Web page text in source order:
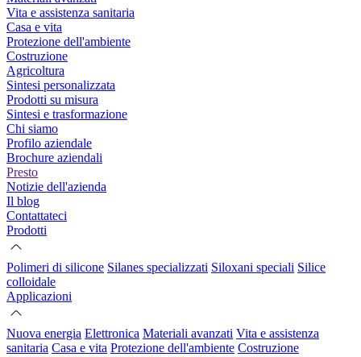
Vita e assistenza sanitaria
Casa e vita
Protezione dell'ambiente
Costruzione
Agricoltura
Sintesi personalizzata
Prodotti su misura
Sintesi e trasformazione
Chi siamo
Profilo aziendale
Brochure aziendali
Presto
Notizie dell'azienda
Il blog
Contattateci
Prodotti
Polimeri di silicone Silanes specializzati Siloxani speciali Silice
colloidale
Applicazioni
Nuova energia Elettronica Materiali avanzati Vita e assistenza
sanitaria Casa e vita Protezione dell'ambiente Costruzione